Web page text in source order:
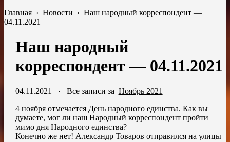
Главная › Новости › Наш народный корреспондент —
04.11.2021
Наш народный
корреспондент — 04.11.2021
04.11.2021 · Все записи за Ноябрь 2021
4 ноября отмечается День народного единства. Как вы
думаете, мог ли наш Народный корреспондент пройти
мимо дня Народного единства?
Конечно же нет! Александр Товаров отправился на улицы